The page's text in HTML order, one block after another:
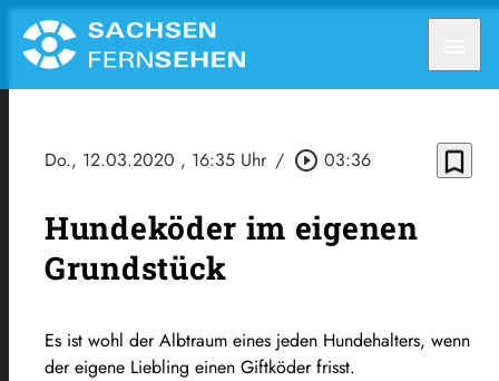
Do., 12.03.2020 , 16:35 Uhr / play_circle_outline 03:36 bookmark_border
Hundeköder im eigenen
Grundstück
Es ist wohl der Albtraum eines jeden Hundehalters, wenn
der eigene Liebling einen Giftköder frisst.